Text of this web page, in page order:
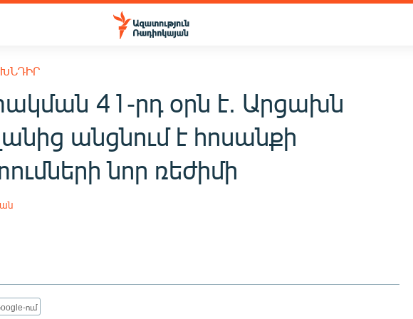
41-րդ օրն է. Արցախն
անցնում է հոսանքի
նոր ռեժիմի
ում